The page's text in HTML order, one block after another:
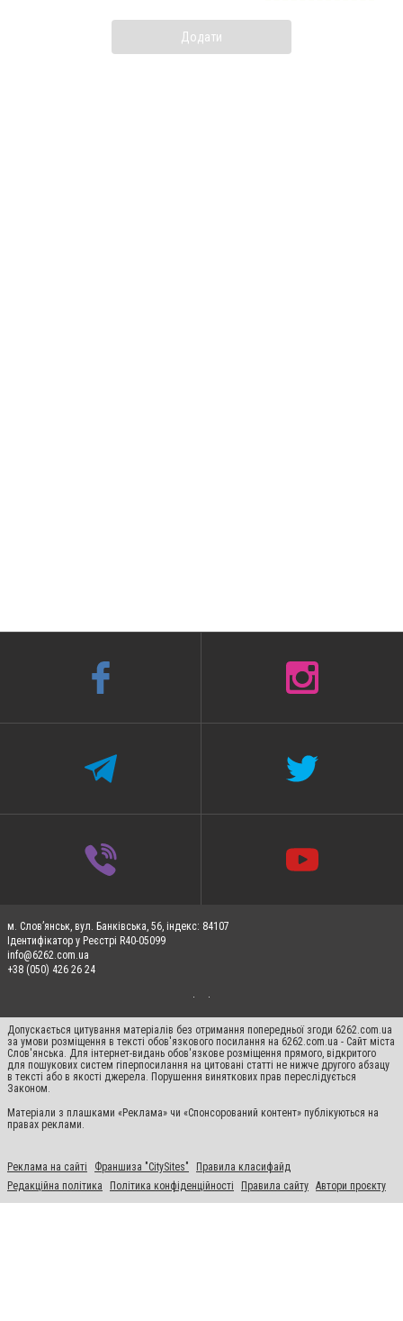
Додати
м. Слов’янськ, вул. Банківська, 56, індекс: 84107
Ідентифікатор у Реєстрі R40-05099
info@6262.com.ua
+38 (050) 426 26 24
Допускається цитування матеріалів без отримання попередньої згоди 6262.com.ua
за умови розміщення в тексті обов'язкового посилання на 6262.com.ua - Сайт міста
Слов'янська. Для інтернет-видань обов'язкове розміщення прямого, відкритого
для пошукових систем гіперпосилання на цитовані статті не нижче другого абзацу
в тексті або в якості джерела. Порушення виняткових прав переслідується
Законом.
Матеріали з плашками «Реклама» чи «Спонсорований контент» публікуються на
правах реклами.
Реклама на сайті Франшиза "CitySites"
Правила класифайд
Редакційна політика
Політика конфіденційності Правила сайту Автори проєкту